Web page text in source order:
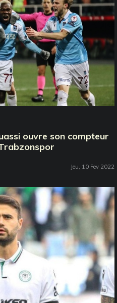
ouvre son compteur
Jeu, 10 Fev 2022